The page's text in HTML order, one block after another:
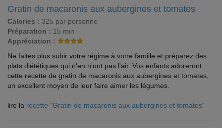
Gratin de macaronis aux aubergines et tomates
Calories : 325 par personne
Préparation : 15 min
Appréciation :
Ne faites plus subir votre régime à votre famille et préparez des
plats diététiques qui n'en n'ont pas l'air. Vos enfants adoreront
cette recette de gratin de macaronis aux aubergines et tomates,
un excellent moyen de leur faire aimer les légumes.
lire la recette "Gratin de macaronis aux aubergines et tomates"